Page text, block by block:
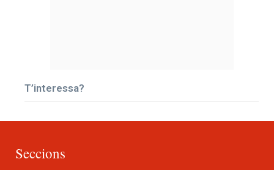
T’interessa?
Seccions